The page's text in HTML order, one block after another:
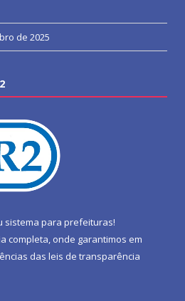
de 2025
sistema para prefeituras!
completa, onde garantimos em
das leis de transparência